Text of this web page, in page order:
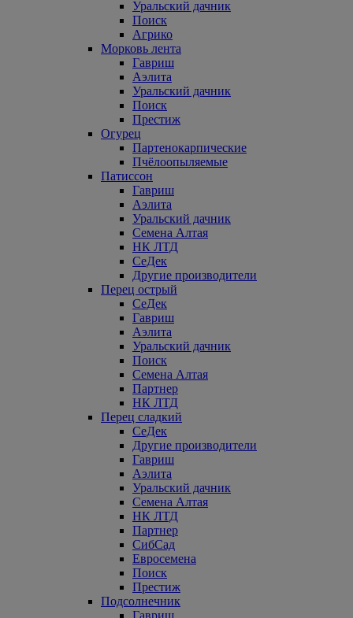
Уральский дачник
Поиск
Агрико
Морковь лента
Гавриш
Аэлита
Уральский дачник
Поиск
Престиж
Огурец
Партенокарпические
Пчёлоопыляемые
Патиссон
Гавриш
Аэлита
Уральский дачник
Семена Алтая
НК ЛТД
СеДек
Другие производители
Перец острый
СеДек
Гавриш
Аэлита
Уральский дачник
Поиск
Семена Алтая
Партнер
НК ЛТД
Перец сладкий
СеДек
Другие производители
Гавриш
Аэлита
Уральский дачник
Семена Алтая
НК ЛТД
Партнер
СибСад
Евросемена
Поиск
Престиж
Подсолнечник
Гавриш